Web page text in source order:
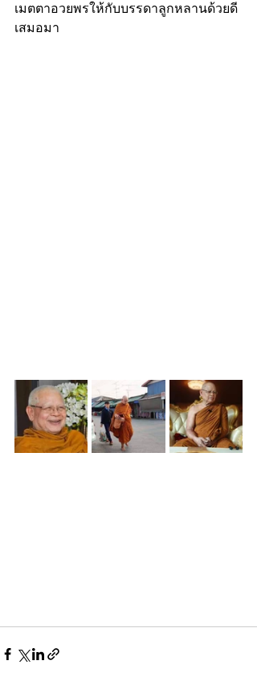
เมตตาอวยพรให้กับบรรดาลูกหลานด้วยดี
เสมอมา